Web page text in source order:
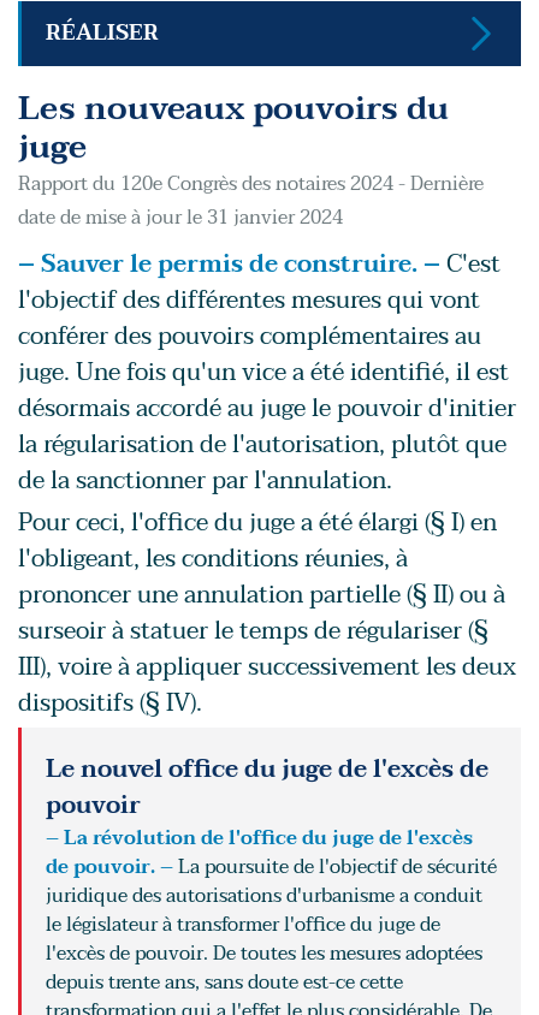
RÉALISER
Les nouveaux pouvoirs du
juge
Rapport du 120e Congrès des notaires 2024 - Dernière
date de mise à jour le 31 janvier 2024
– Sauver le permis de construire. –C'est
l'objectif des différentes mesures qui vont
conférer des pouvoirs complémentaires au
juge. Une fois qu'un vice a été identifié, il est
désormais accordé au juge le pouvoir d'initier
la régularisation de l'autorisation, plutôt que
de la sanctionner par l'annulation.
Pour ceci, l'office du juge a été élargi (§ I) en
l'obligeant, les conditions réunies, à
prononcer une annulation partielle (§ II) ou à
surseoir à statuer le temps de régulariser (§
III), voire à appliquer successivement les deux
dispositifs (§ IV).
Le nouvel office du juge de l'excès de
pouvoir
– La révolution de l'office du juge de l'excès
de pouvoir. –La poursuite de l'objectif de sécurité
juridique des autorisations d'urbanisme a conduit
le législateur à transformer l'office du juge de
l'excès de pouvoir. De toutes les mesures adoptées
depuis trente ans, sans doute est-ce cette